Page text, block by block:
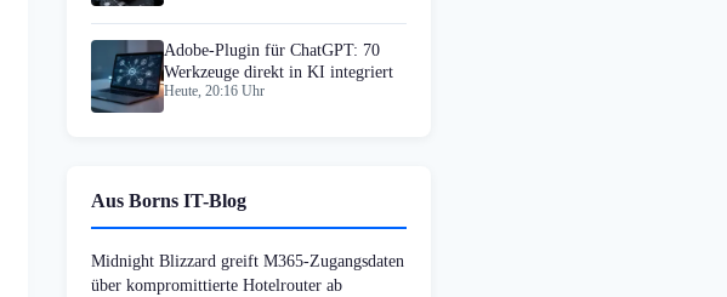
Adobe-Plugin für ChatGPT: 70
Werkzeuge direkt in KI integriert
Heute, 20:16 Uhr
Aus Borns IT-Blog
Midnight Blizzard greift M365-Zugangsdaten
über kompromittierte Hotelrouter ab